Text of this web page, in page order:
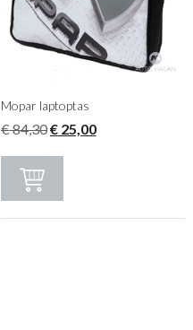
Mopar laptoptas
€84,30Oorspronkelijke
€25,00Huidige